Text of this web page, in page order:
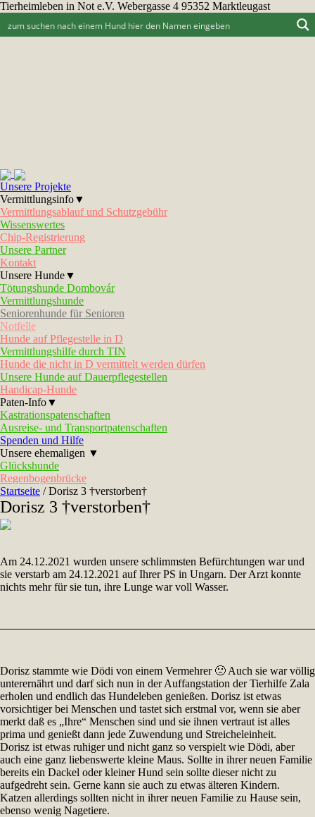
Tierheimleben in Not e.V. Webergasse 4 95352 Marktleugast
Unsere Projekte
Vermittlungsinfo▼
Vermittlungsablauf und Schutzgebühr
Wissenswertes
Chip-Registrierung
Unsere Partner
Kontakt
Unsere Hunde▼
Tötungshunde Dombovár
Vermittlungshunde
Seniorenhunde für Senioren
Notfelle
Hunde auf Pflegestelle in D
Vermittlungshilfe durch TIN
Hunde die nicht in D vermittelt werden dürfen
Unsere Hunde auf Dauerpflegestellen
Handicap-Hunde
Paten-Info▼
Kastrationspatenschaften
Ausreise- und Transportpatenschaften
Spenden und Hilfe
Unsere ehemaligen ▼
Glückshunde
Regenbogenbrücke
Startseite /Dorisz 3 †verstorben†
Dorisz 3 †verstorben†
Am 24.12.2021 wurden unsere schlimmsten Befürchtungen war und
sie verstarb am 24.12.2021 auf Ihrer PS in Ungarn. Der Arzt konnte
nichts mehr für sie tun, ihre Lunge war voll Wasser.
Dorisz stammte wie Dödi von einem Vermehrer 🙁 Auch sie war völlig
unterernährt und darf sich nun in der Auffangstation der Tierhilfe Zala
erholen und endlich das Hundeleben genießen. Dorisz ist etwas
vorsichtiger bei Menschen und tastet sich erstmal vor, wenn sie aber
merkt daß es „Ihre“ Menschen sind und sie ihnen vertraut ist alles
prima und genießt dann jede Zuwendung und Streicheleinheit.
Dorisz ist etwas ruhiger und nicht ganz so verspielt wie Dödi, aber
auch eine ganz liebenswerte kleine Maus. Sollte in ihrer neuen Familie
bereits ein Dackel oder kleiner Hund sein sollte dieser nicht zu
aufgedreht sein. Gerne kann sie auch zu etwas älteren Kindern.
Katzen allerdings sollten nicht in ihrer neuen Familie zu Hause sein,
ebenso wenig Nagetiere.